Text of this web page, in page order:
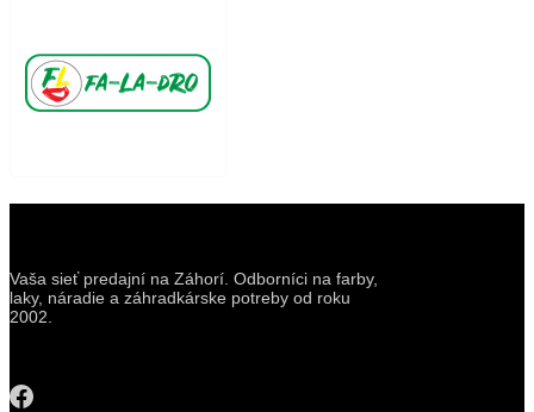
Vaša sieť predajní na Záhorí. Odborníci na farby,
laky, náradie a záhradkárske potreby od roku
2002.